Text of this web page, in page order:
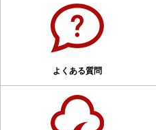
よくある質問